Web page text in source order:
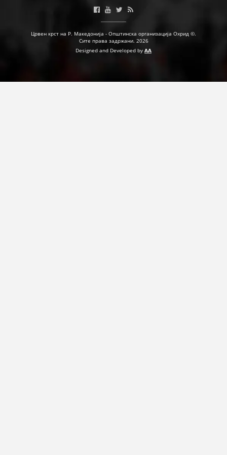
СТРАТЕГИИ
Црвен крст на Р. Македонија - Општинска организација Охрид ©.
Сите права задржани. 2026
Designed and Developed by AA